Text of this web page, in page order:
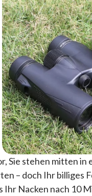
Sie stehen mitten
– doch Ihr billiges
Ihr Nacken nach 10